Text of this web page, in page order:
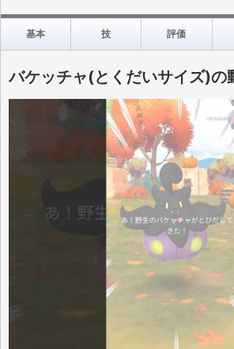
基本 技 評価
バケッチャ(とくだいサイズ)の